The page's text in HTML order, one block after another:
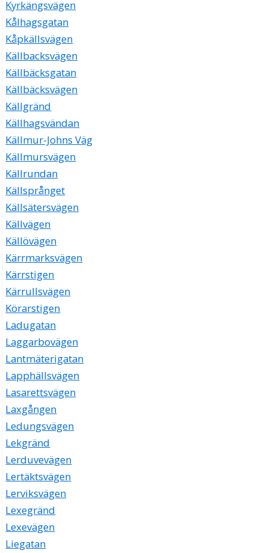
Kyrkängsvägen
Kålhagsgatan
Kåpkällsvägen
Källbacksvägen
Källbäcksgatan
Källbäcksvägen
Källgränd
Källhagsvändan
Källmur-Johns Väg
Källmursvägen
Källrundan
Källsprånget
Källsätersvägen
Källvägen
Källövägen
Kärrmarksvägen
Kärrstigen
Kärrullsvägen
Körarstigen
Ladugatan
Laggarbovägen
Lantmäterigatan
Lapphällsvägen
Lasarettsvägen
Laxgången
Ledungsvägen
Lekgränd
Lerduvevägen
Lertäktsvägen
Lerviksvägen
Lexegränd
Lexevägen
Liegatan